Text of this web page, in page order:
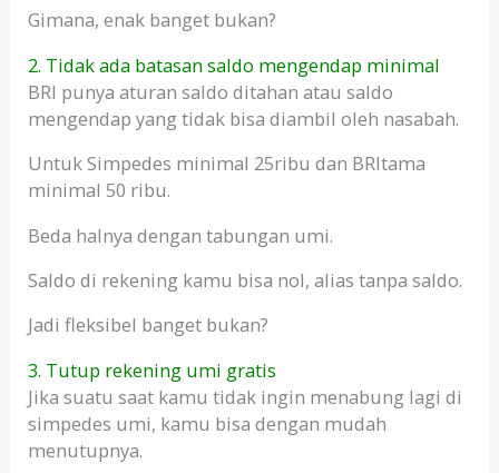
Gimana, enak banget bukan?
2. Tidak ada batasan saldo mengendap minimal
BRI punya aturan saldo ditahan atau saldo
mengendap yang tidak bisa diambil oleh nasabah.
Untuk Simpedes minimal 25ribu dan BRItama
minimal 50 ribu.
Beda halnya dengan tabungan umi.
Saldo di rekening kamu bisa nol, alias tanpa saldo.
Jadi fleksibel banget bukan?
3. Tutup rekening umi gratis
Jika suatu saat kamu tidak ingin menabung lagi di
simpedes umi, kamu bisa dengan mudah
menutupnya.